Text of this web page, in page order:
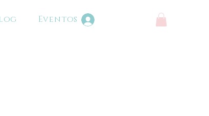
Eventos